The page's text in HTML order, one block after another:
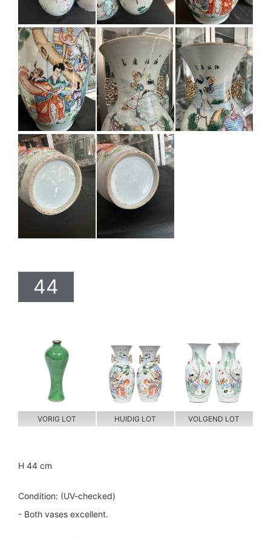
44
VORIG LOT HUIDIG LOT VOLGEND LOT
H 44 cm
Condition: (UV-checked)
- Both vases excellent.